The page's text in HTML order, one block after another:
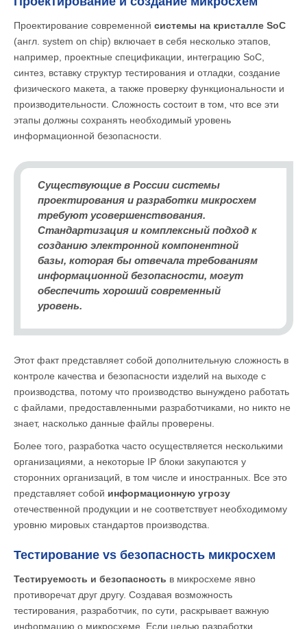
Проектирование современной системы на кристалле SoC
(англ. system on chip) включает в себя несколько этапов,
например, проектные спецификации, интеграцию SoC,
синтез, вставку структур тестирования и отладки, создание
физического макета, а также проверку функциональности и
производительности. Сложность состоит в том, что все эти
этапы должны сохранять необходимый уровень
информационной безопасности.
Существующие в России системы
проектирования и разработки микросхем
требуют усовершенствования.
Стандартизация и комплексный подход к
созданию электронной компонентной
базы, которая бы отвечала требованиям
информационной безопасности, могут
обеспечить хороший современный
уровень.
Этот факт представляет собой дополнительную сложность в
контроле качества и безопасности изделий на выходе с
производства, потому что производство вынуждено работать
с файлами, предоставленными разработчиками, но никто не
знает, насколько данные файлы проверены.
Более того, разработка часто осуществляется несколькими
организациями, а некоторые IP блоки закупаются у
сторонних организаций, в том числе и иностранных. Все это
представляет собой информационную угрозу
отечественной продукции и не соответствует необходимому
уровню мировых стандартов производства.
Тестирование vs безопасность микросхем
Тестируемость и безопасность в микросхеме явно
противоречат друг другу. Создавая возможность
тестирования, разработчик, по сути, раскрывает важную
информацию о микросхеме. Если целью разработки